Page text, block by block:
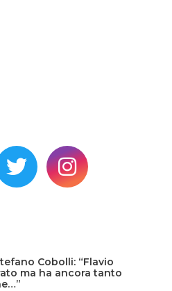
Cobolli: “Flavio
ma ha ancora tanto